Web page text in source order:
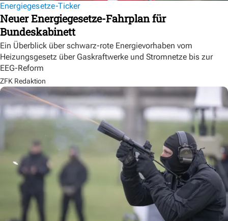
Energiegesetze-Ticker
Neuer Energiegesetze-Fahrplan für
Bundeskabinett
Ein Überblick über schwarz-rote Energievorhaben vom
Heizungsgesetz über Gaskraftwerke und Stromnetze bis zur
EEG-Reform
ZFK Redaktion